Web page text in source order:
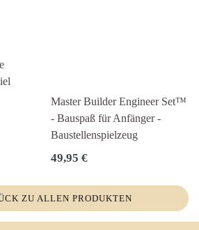
Master Builder Engineer Set™
- Bauspaß für Anfänger -
Baustellenspielzeug
Normaler
49,95 €
ZU ALLEN PRODUKTEN